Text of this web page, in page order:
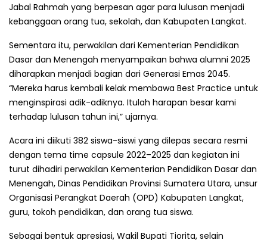
Jabal Rahmah yang berpesan agar para lulusan menjadi
kebanggaan orang tua, sekolah, dan Kabupaten Langkat.
Sementara itu, perwakilan dari Kementerian Pendidikan
Dasar dan Menengah menyampaikan bahwa alumni 2025
diharapkan menjadi bagian dari Generasi Emas 2045.
“Mereka harus kembali kelak membawa Best Practice untuk
menginspirasi adik-adiknya. Itulah harapan besar kami
terhadap lulusan tahun ini,” ujarnya.
Acara ini diikuti 382 siswa-siswi yang dilepas secara resmi
dengan tema time capsule 2022–2025 dan kegiatan ini
turut dihadiri perwakilan Kementerian Pendidikan Dasar dan
Menengah, Dinas Pendidikan Provinsi Sumatera Utara, unsur
Organisasi Perangkat Daerah (OPD) Kabupaten Langkat,
guru, tokoh pendidikan, dan orang tua siswa.
Sebagai bentuk apresiasi, Wakil Bupati Tiorita, selain